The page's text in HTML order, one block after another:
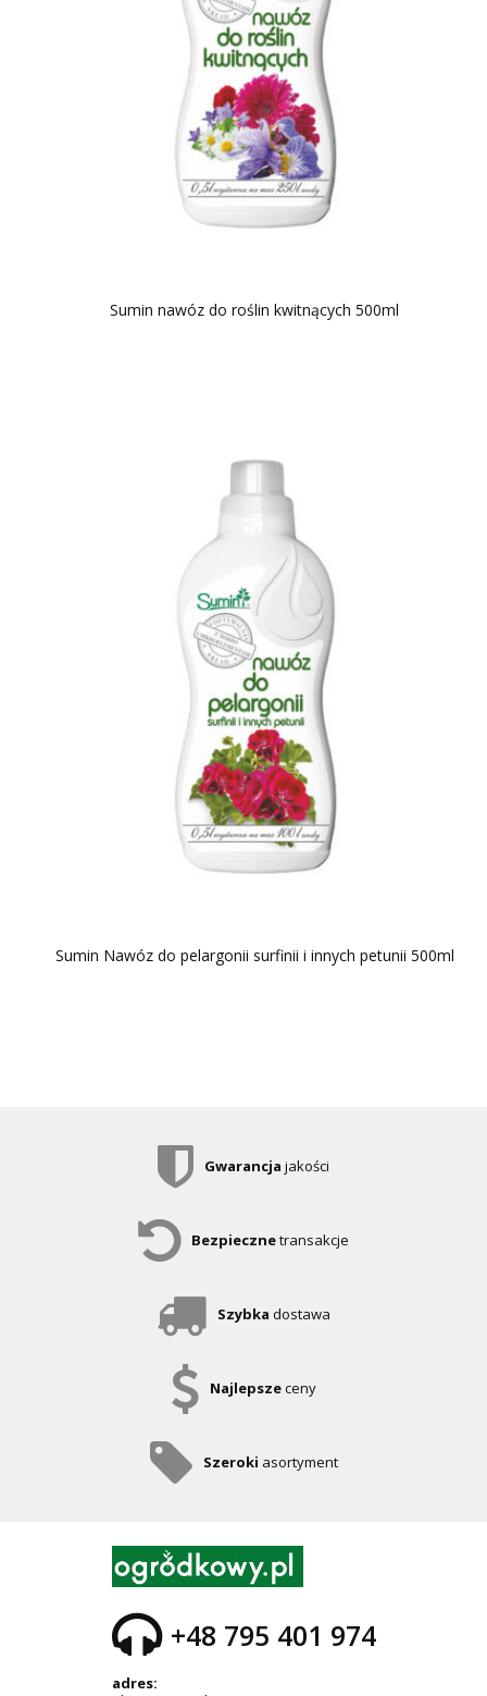
Sumin nawóz do roślin kwitnących 500ml
Sumin Nawóz do pelargonii surfinii i innych petunii 500ml
Gwarancja jakości
Bezpiecznetransakcje
Szybka dostawa
Najlepszeceny
Szeroki asortyment
+48 795 401 974
adres: